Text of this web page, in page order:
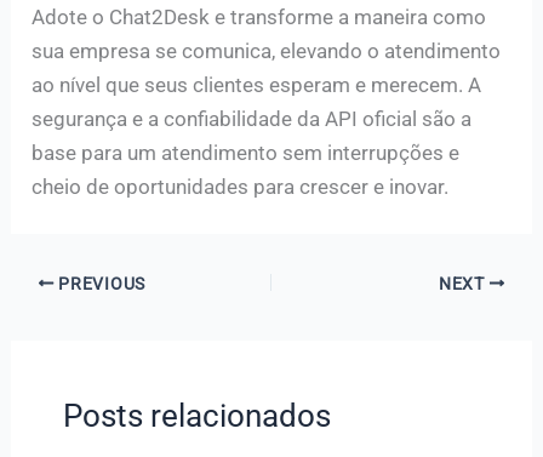
Adote o Chat2Desk e transforme a maneira como
sua empresa se comunica, elevando o atendimento
ao nível que seus clientes esperam e merecem. A
segurança e a confiabilidade da API oficial são a
base para um atendimento sem interrupções e
cheio de oportunidades para crescer e inovar.
PREVIOUS NEXT
Posts relacionados